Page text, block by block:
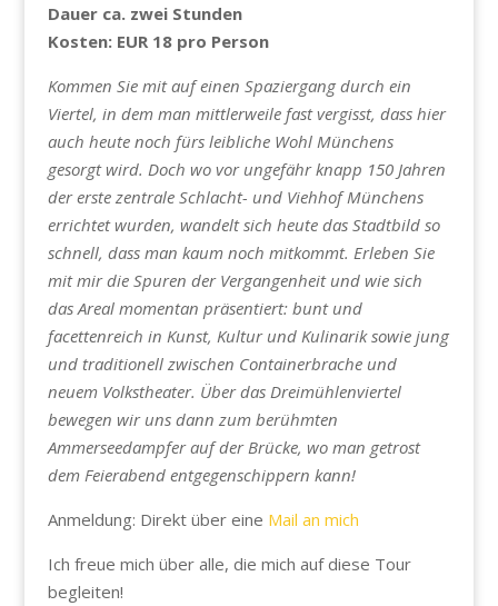
Dauer ca. zwei Stunden
Kosten: EUR 18 pro Person
Kommen Sie mit auf einen Spaziergang durch ein
Viertel, in dem man mittlerweile fast vergisst, dass hier
auch heute noch fürs leibliche Wohl Münchens
gesorgt wird. Doch wo vor ungefähr knapp 150 Jahren
der erste zentrale Schlacht- und Viehhof Münchens
errichtet wurden, wandelt sich heute das Stadtbild so
schnell, dass man kaum noch mitkommt. Erleben Sie
mit mir die Spuren der Vergangenheit und wie sich
das Areal momentan präsentiert: bunt und
facettenreich in Kunst, Kultur und Kulinarik sowie jung
und traditionell zwischen Containerbrache und
neuem Volkstheater. Über das Dreimühlenviertel
bewegen wir uns dann zum berühmten
Ammerseedampfer auf der Brücke, wo man getrost
dem Feierabend entgegenschippern kann!
Anmeldung: Direkt über eine Mail an mich
Ich freue mich über alle, die mich auf diese Tour
begleiten!